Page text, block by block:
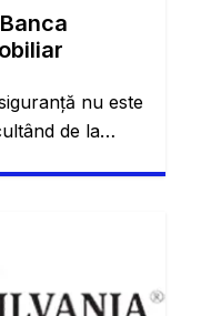
nu este
de la
tipul care vă
Este, așa